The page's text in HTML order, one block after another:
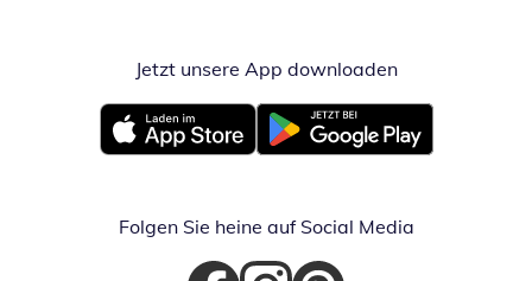
Jetzt unsere App downloadenÖffnet in
Öffnet in neuem FensterÖffnet in neuem Fenster
Folgen Sie heine auf Social Media